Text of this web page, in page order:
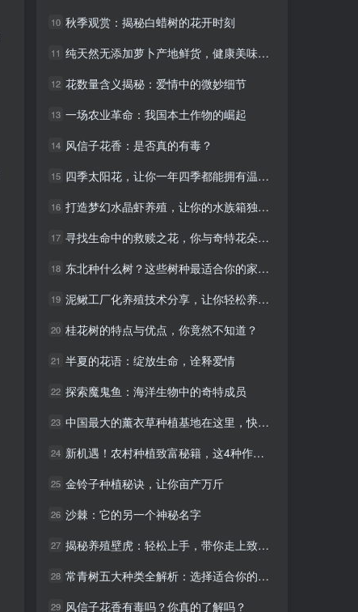
10 秋季观赏：揭秘白蜡树的花开时刻
11 纯天然无添加萝卜产地鲜货，健康美味从此开始！
12 花数量含义揭秘：爱情中的微妙细节
13 一场农业革命：我国本土作物的崛起
14 风信子花香：是否真的有毒？
15 四季太阳花，让你一年四季都能拥有温暖的阳光
16 打造梦幻水晶虾养殖，让你的水族箱独一无二！
17 寻找生命中的救赎之花，你与奇特花朵的缘分在这里
18 东北种什么树？这些树种最适合你的家乡！
19 泥鳅工厂化养殖技术分享，让你轻松养殖高产泥鳅！
20 桂花树的特点与优点，你竟然不知道？
21 半夏的花语：绽放生命，诠释爱情
22 探索魔鬼鱼：海洋生物中的奇特成员
23 中国最大的薰衣草种植基地在这里，快来感受神秘紫色秘境！
24 新机遇！农村种植致富秘籍，这4种作物不容错过！
25 金铃子种植秘诀，让你亩产万斤
26 沙棘：它的另一个神秘名字
27 揭秘养殖壁虎：轻松上手，带你走上致富路！
28 常青树五大种类全解析：选择适合你的健康植物伙伴
29 风信子花香有毒吗？你真的了解吗？
10 秋季观赏：揭秘白蜡树的花开时刻
11 纯天然无添加萝卜产地鲜货，健康美味从此开始！
12 花数量含义揭秘：爱情中的微妙细节
13 一场农业革命：我国本土作物的崛起
14 风信子花香：是否真的有毒？
15 四季太阳花，让你一年四季都能拥有温暖的阳光
16 打造梦幻水晶虾养殖，让你的水族箱独一无二！
17 寻找生命中的救赎之花，你与奇特花朵的缘分在这里
18 东北种什么树？这些树种最适合你的家乡！
19 泥鳅工厂化养殖技术分享，让你轻松养殖高产泥鳅！
20 桂花树的特点与优点，你竟然不知道？
21 半夏的花语：绽放生命，诠释爱情
22 探索魔鬼鱼：海洋生物中的奇特成员
23 中国最大的薰衣草种植基地在这里，快来感受神秘紫色秘境！
24 新机遇！农村种植致富秘籍，这4种作物不容错过！
25 金铃子种植秘诀，让你亩产万斤
26 沙棘：它的另一个神秘名字
27 揭秘养殖壁虎：轻松上手，带你走上致富路！
28 常青树五大种类全解析：选择适合你的健康植物伙伴
29 风信子花香有毒吗？你真的了解吗？